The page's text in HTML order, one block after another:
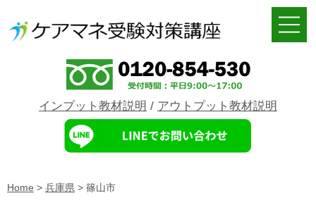
インプット教材説明 / アウトプット教材説明
Home > 兵庫県 > 篠山市